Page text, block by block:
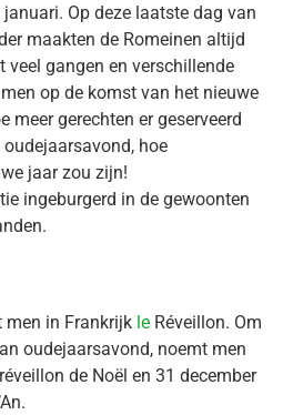
Op deze laatste dag van
maakten de Romeinen altijd
veel gangen en verschillende
op de komst van het nieuwe
meer gerechten er geserveerd
hoe
jaar zou zijn!
ingeburgerd in de gewoonten
men in Frankrijk le Réveillon. Om
oudejaarsavond, noemt men
de Noël en 31 december